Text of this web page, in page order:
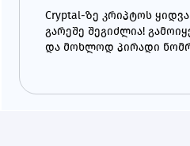
გელოდება?
Cryptal-ზე კრიპტოს
გარეშე შეგიძლია!
და მოხლოდ პირადი